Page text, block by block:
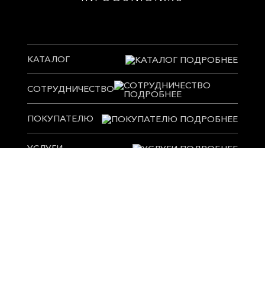
КАТАЛОГ
СОТРУДНИЧЕСТВО
ПОКУПАТЕЛЮ
УСЛУГИ